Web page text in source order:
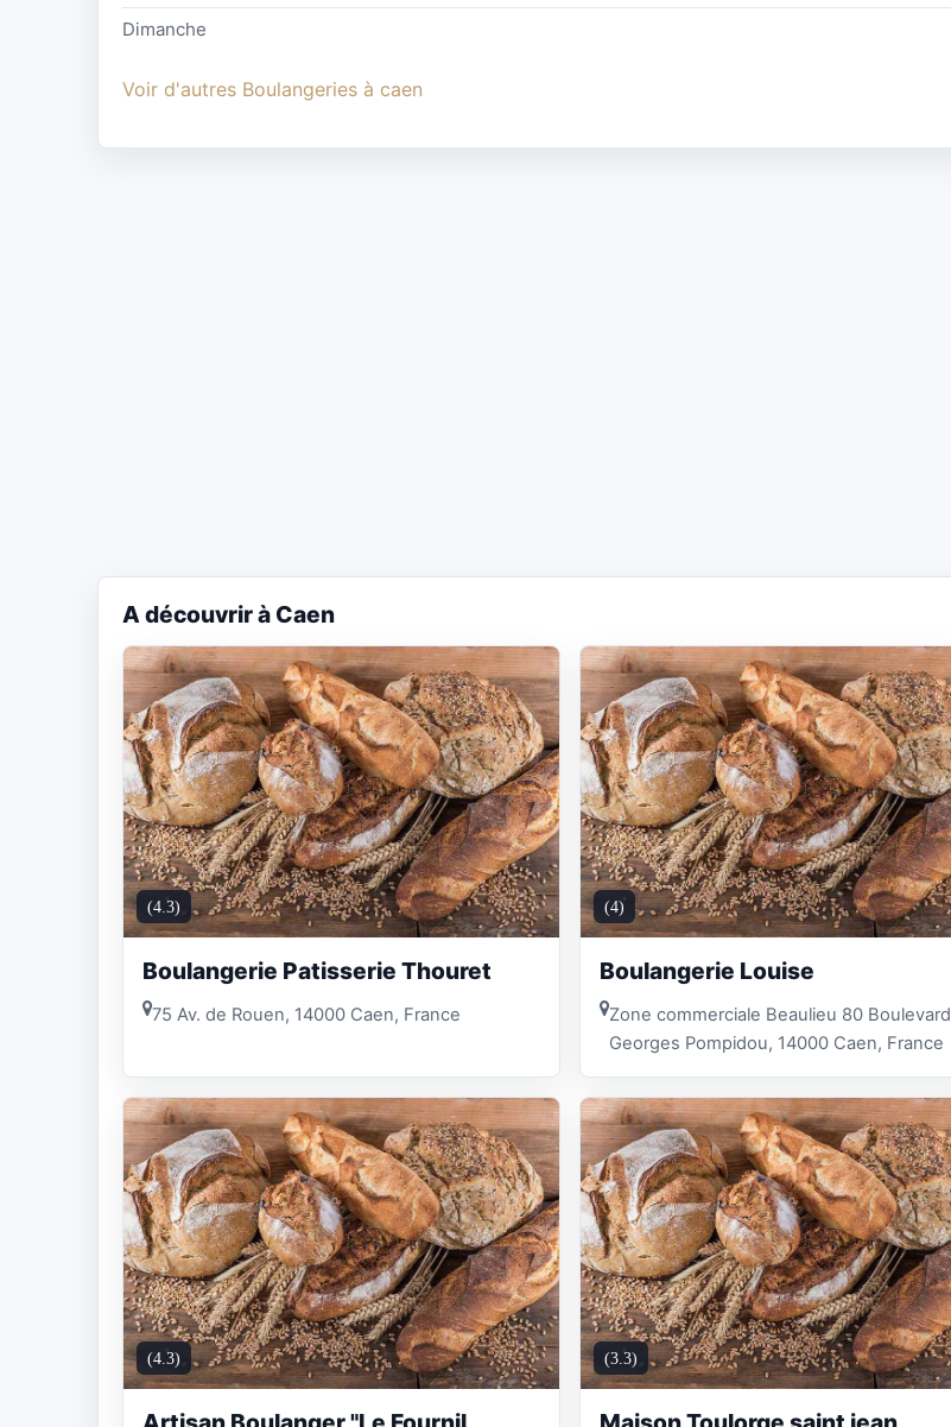
Dimanche
Voir d'autres Boulangeries à caen
A découvrir à Caen
(4.3)
Boulangerie Patisserie Thouret
75 Av. de Rouen, 14000 Caen, France
(4)
Boulangerie Louise
Zone commerciale Beaulieu 80 Boulevard
Georges Pompidou, 14000 Caen, France
(4.3) (3.3)